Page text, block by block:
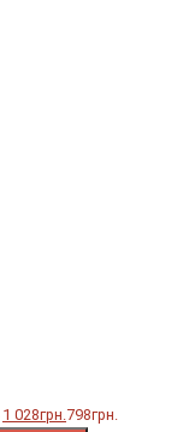
1 028грн.798грн.